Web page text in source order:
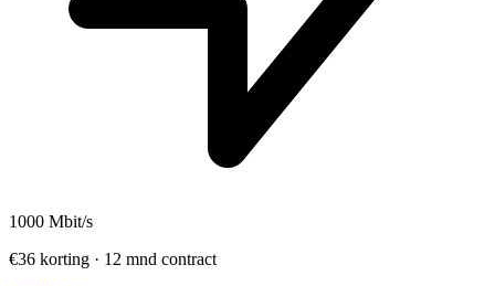
1000 Mbit/s
€36 korting · 12 mnd contract